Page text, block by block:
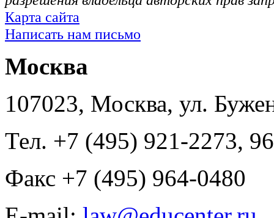
Карта сайта
Написать нам письмо
Москва
107023, Москва, ул.
Тел. +7 (495) 921-2273,
Факс +7 (495) 964-0480